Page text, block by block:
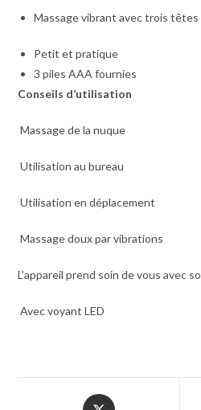
Massage vibrant avec trois têtes
Petit et pratique
3 piles AAA fournies
Conseils d’utilisation
Massage de la nuque
Utilisation au bureau
Utilisation en déplacement
Massage doux par vibrations
L’appareil prend soin de vous avec
Avec voyant LED
Opens